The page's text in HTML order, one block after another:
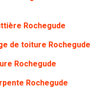
Rochegude
de toiture Rochegude
Rochegude
Rochegude